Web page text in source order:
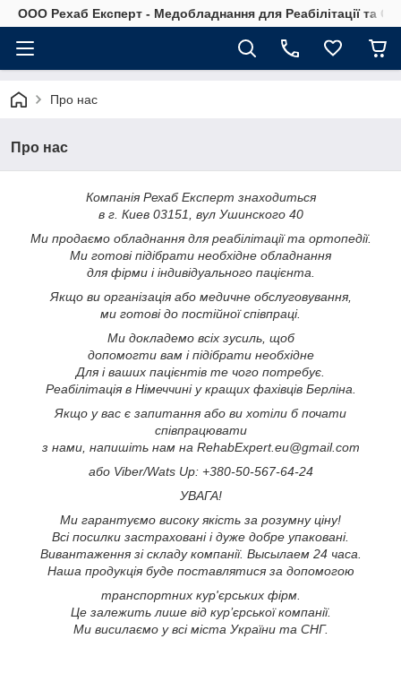
OOO Рехаб Експерт - Медобладнання для Реабілітації та
Про нас
Про нас
Компанія Рехаб Експерт знаходиться
в г. Киев 03151, вул Ушинского 40
Ми продаємо обладнання для реабілітації та ортопедії.
Ми готові підібрати необхідне обладнання
для фірми і індивідуального пацієнта.
Якщо ви організація або медичне обслуговування,
ми готові до постійної співпраці.
Ми докладемо всіх зусиль, щоб
допомогти вам і підібрати необхідне
Для і ваших пацієнтів те чого потребує.
Реабілітація в Німеччині у кращих фахівців Берліна.
Якщо у вас є запитання або ви хотіли б почати
співпрацювати
з нами, напишіть нам на RehabExpert.eu@gmail.com
або Viber/Wats Up: +380-50-567-64-24
УВАГА!
Ми гарантуємо високу якість за розумну ціну!
Всі посилки застраховані і дуже добре упаковані.
Вивантаження зі складу компанії. Высылаем 24 часа.
Наша продукція буде поставлятися за допомогою
транспортних кур'єрських фірм.
Це залежить лише від кур’єрської компанії.
Ми висилаємо у всі міста України та СНГ.